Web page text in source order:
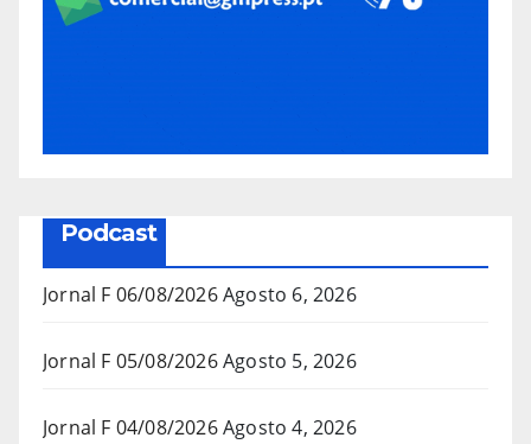
Podcast
Jornal F 06/08/2026Agosto 6, 2026
Jornal F 05/08/2026Agosto 5, 2026
Jornal F 04/08/2026Agosto 4, 2026